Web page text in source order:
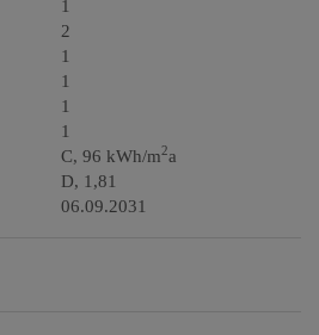
1
2
1
1
1
1
C, 96 kWh/m2a
D, 1,81
06.09.2031